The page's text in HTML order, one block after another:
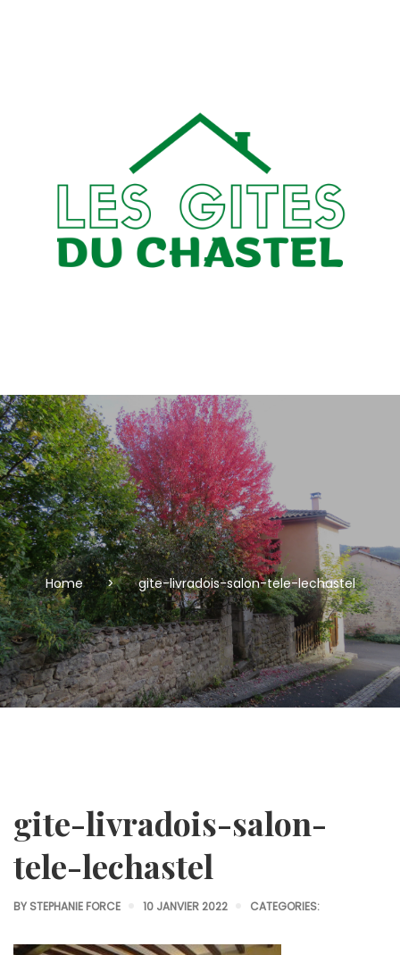
Home > gite-livradois-salon-tele-lechastel
gite-livradois-salon-
tele-lechastel
BY STEPHANIE FORCE 10 JANVIER 2022 CATEGORIES: